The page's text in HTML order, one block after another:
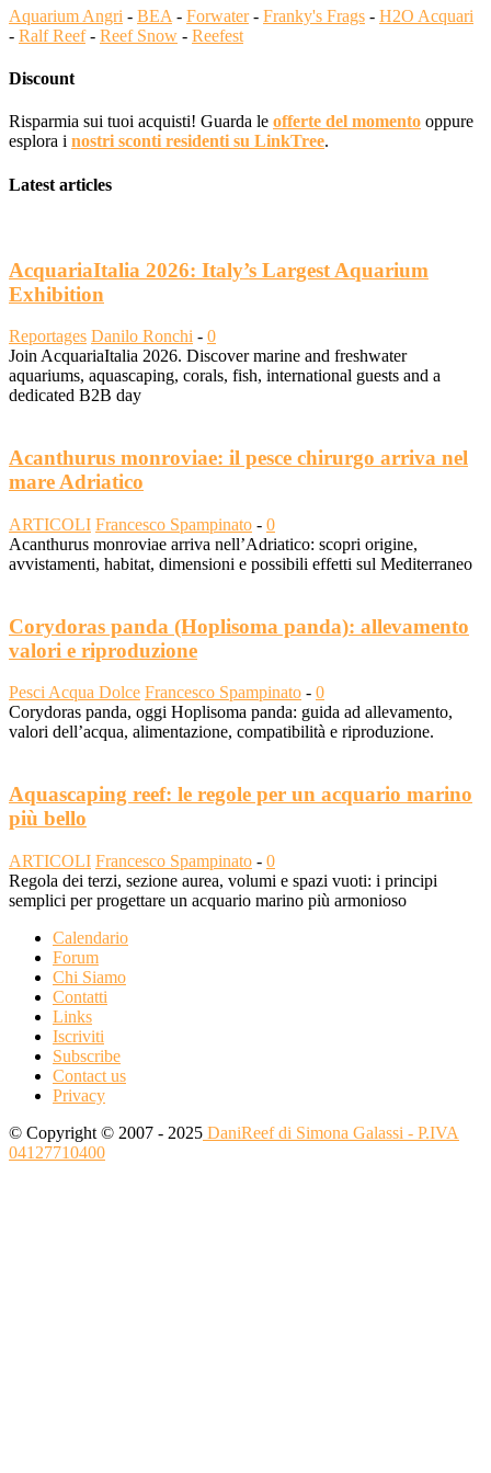
Aquarium Angri - BEA - Forwater- Franky's Frags - H2O Acquari
- Ralf Reef- Reef Snow - Reefest
Discount
Risparmia sui tuoi acquisti! Guarda le offerte del momento oppure
esplora i nostri sconti residenti su LinkTree.
Latest articles
AcquariaItalia 2026: Italy’s Largest Aquarium
Exhibition
Reportages Danilo Ronchi - 0
Join AcquariaItalia 2026. Discover marine and freshwater
aquariums, aquascaping, corals, fish, international guests and a
dedicated B2B day
Acanthurus monroviae: il pesce chirurgo arriva nel
mare Adriatico
ARTICOLI Francesco Spampinato - 0
Acanthurus monroviae arriva nell’Adriatico: scopri origine,
avvistamenti, habitat, dimensioni e possibili effetti sul Mediterraneo
Corydoras panda (Hoplisoma panda): allevamento
valori e riproduzione
Pesci Acqua Dolce Francesco Spampinato - 0
Corydoras panda, oggi Hoplisoma panda: guida ad allevamento,
valori dell’acqua, alimentazione, compatibilità e riproduzione.
Aquascaping reef: le regole per un acquario marino
più bello
ARTICOLI Francesco Spampinato - 0
Regola dei terzi, sezione aurea, volumi e spazi vuoti: i principi
semplici per progettare un acquario marino più armonioso
Calendario
Forum
Chi Siamo
Contatti
Links
Iscriviti
Subscribe
Contact us
Privacy
© Copyright © 2007 - 2025 DaniReef di Simona Galassi - P.IVA
04127710400